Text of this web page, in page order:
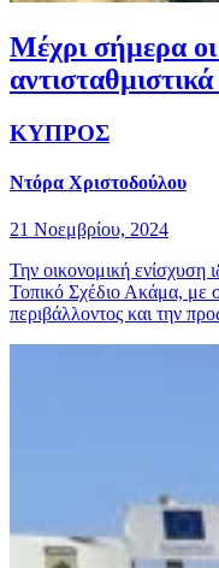
Μέχρι σήμερα οι
ΚΥΠΡΟΣ
Ντόρα Χριστοδούλου
21 Νοεμβρίου, 2024
Την οικονομική ενίσχυση
Τοπικό Σχέδιο Ακάμα, με
περιβάλλοντος και την